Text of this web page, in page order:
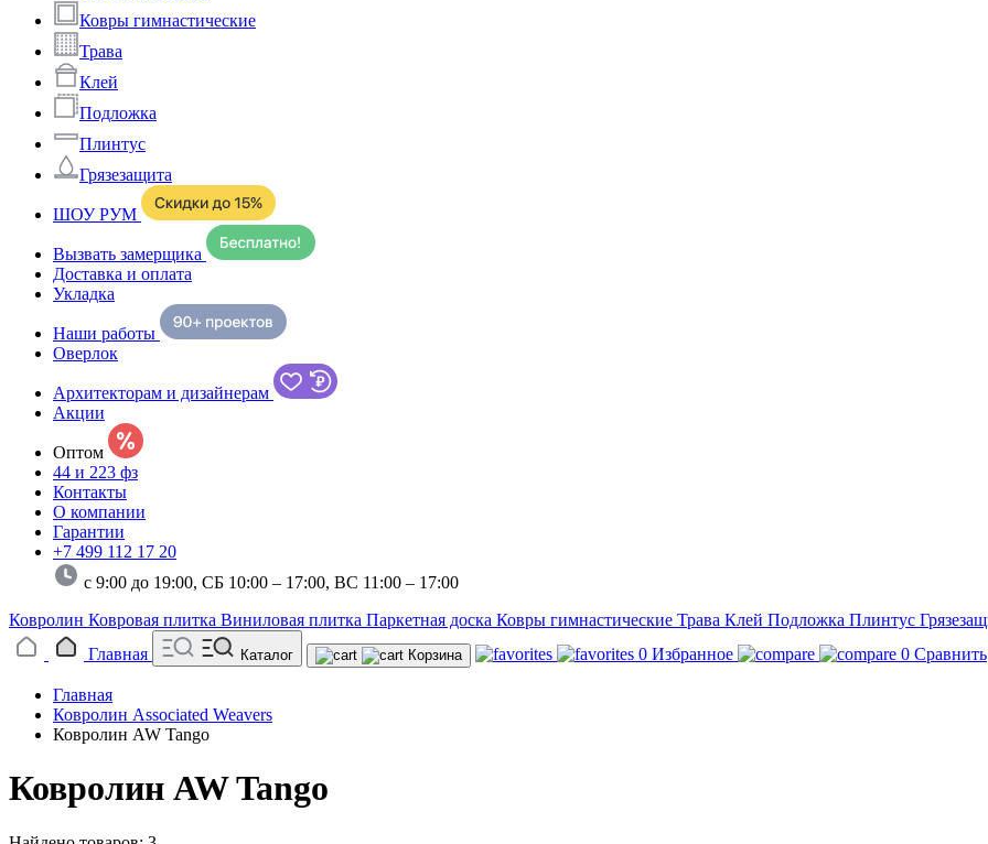
Ковры гимнастические
Трава
Клей
Подложка
Плинтус
Грязезащита
ШОУ РУМ
Вызвать замерщика
Доставка и оплата
Укладка
Наши работы
Оверлок
Архитекторам и дизайнерам
Акции
Оптом
44 и 223 фз
Контакты
О компании
Гарантии
+7 499 112 17 20
с 9:00 до 19:00, СБ 10:00 – 17:00, ВС 11:00 – 17:00
Ковролин Ковровая плитка Виниловая плитка Паркетная доска Ковры гимнастические Трава Клей Подложка Плинтус
Главная
Каталог Корзина 0 Избранное 0 Сравнить
Главная
Ковролин Associated Weavers
Ковролин AW Tango
Ковролин AW Tango